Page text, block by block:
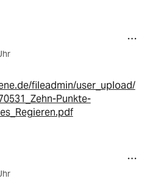
fileadmin/user_upload/
Punkte-